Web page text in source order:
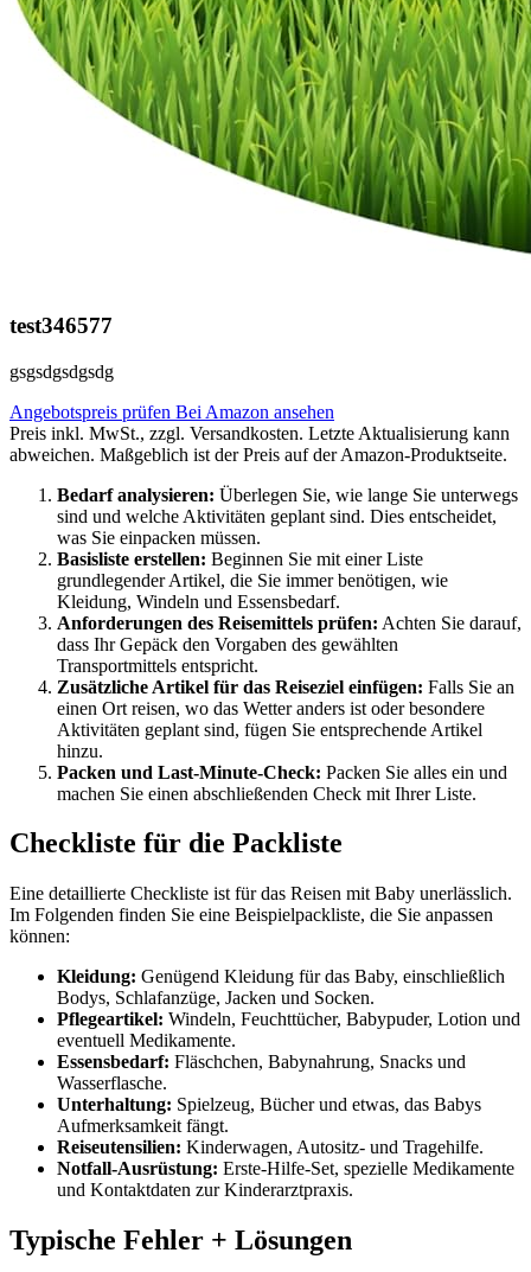
test346577
gsgsdgsdgsdg
Angebotspreis prüfen Bei Amazon ansehen
Preis inkl. MwSt., zzgl. Versandkosten. Letzte Aktualisierung kann
abweichen. Maßgeblich ist der Preis auf der Amazon-Produktseite.
Bedarf analysieren: Überlegen Sie, wie lange Sie unterwegs
sind und welche Aktivitäten geplant sind. Dies entscheidet,
was Sie einpacken müssen.
Basisliste erstellen: Beginnen Sie mit einer Liste
grundlegender Artikel, die Sie immer benötigen, wie
Kleidung, Windeln und Essensbedarf.
Anforderungen des Reisemittels prüfen: Achten Sie darauf,
dass Ihr Gepäck den Vorgaben des gewählten
Transportmittels entspricht.
Zusätzliche Artikel für das Reiseziel einfügen: Falls Sie an
einen Ort reisen, wo das Wetter anders ist oder besondere
Aktivitäten geplant sind, fügen Sie entsprechende Artikel
hinzu.
Packen und Last-Minute-Check: Packen Sie alles ein und
machen Sie einen abschließenden Check mit Ihrer Liste.
Checkliste für die Packliste
Eine detaillierte Checkliste ist für das Reisen mit Baby unerlässlich.
Im Folgenden finden Sie eine Beispielpackliste, die Sie anpassen
können:
Kleidung: Genügend Kleidung für das Baby, einschließlich
Bodys, Schlafanzüge, Jacken und Socken.
Pflegeartikel: Windeln, Feuchttücher, Babypuder, Lotion und
eventuell Medikamente.
Essensbedarf: Fläschchen, Babynahrung, Snacks und
Wasserflasche.
Unterhaltung: Spielzeug, Bücher und etwas, das Babys
Aufmerksamkeit fängt.
Reiseutensilien: Kinderwagen, Autositz- und Tragehilfe.
Notfall-Ausrüstung: Erste-Hilfe-Set, spezielle Medikamente
und Kontaktdaten zur Kinderarztpraxis.
Typische Fehler + Lösungen